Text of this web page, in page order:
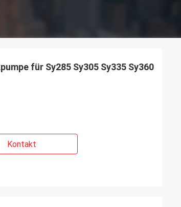
für Sy285 Sy305 Sy335 Sy360
Kontakt